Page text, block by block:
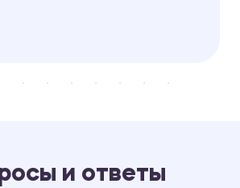
и ответы